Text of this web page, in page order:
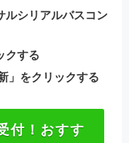
ルシリアルバスコン
クする
」をクリックする
付！おすす